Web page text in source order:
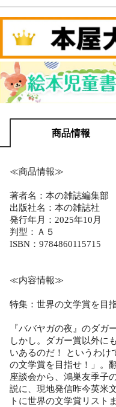
商品情報
≪商品情報≫
著者名：本の雑誌編集部
出版社名：本の雑誌社
発行年月：2025年10月
判型：Ａ５
ISBN：9784860115715
≪内容情報≫
特集：世界の文学賞を目
『ババヤガの夜』のダガ
しかし。ダガー賞以外に
いあるのだ！ というわけ
の文学賞を目指せ！」。
座談会から、鴻巣友季子
説に、現地発信昨今英米
トに世界の文学賞リスト